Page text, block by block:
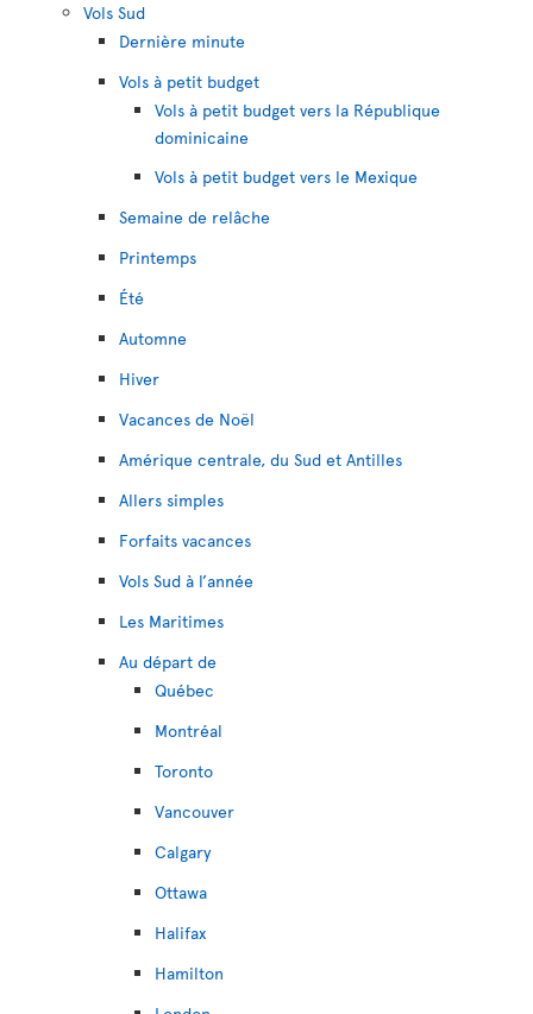
Vols Sud
Dernière minute
Vols à petit budget
Vols à petit budget vers la République
dominicaine
Vols à petit budget vers le Mexique
Semaine de relâche
Printemps
Été
Automne
Hiver
Vacances de Noël
Amérique centrale, du Sud et Antilles
Allers simples
Forfaits vacances
Vols Sud à l’année
Les Maritimes
Au départ de
Québec
Montréal
Toronto
Vancouver
Calgary
Ottawa
Halifax
Hamilton